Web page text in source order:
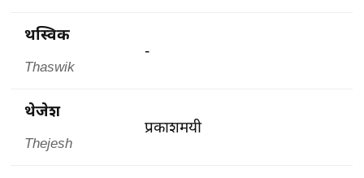
थस्विक
Thaswik
-
थेजेश
Thejesh
प्रकाशमयी